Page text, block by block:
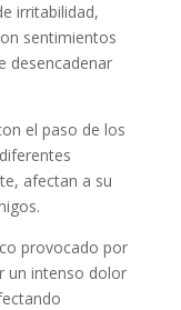
irritabilidad,
sentimientos
desencadenar
el paso de los
afectan a su
provocado por
un intenso dolor